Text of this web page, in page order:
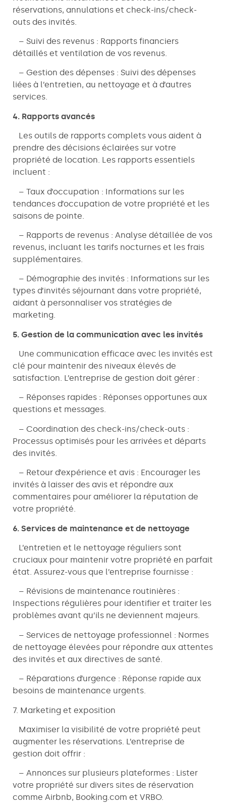
réservations, annulations et check-ins/check-
outs des invités.
– Suivi des revenus : Rapports financiers
détaillés et ventilation de vos revenus.
– Gestion des dépenses : Suivi des dépenses
liées à l’entretien, au nettoyage et à d’autres
services.
4. Rapports avancés
Les outils de rapports complets vous aident à
prendre des décisions éclairées sur votre
propriété de location. Les rapports essentiels
incluent :
– Taux d’occupation : Informations sur les
tendances d’occupation de votre propriété et les
saisons de pointe.
– Rapports de revenus : Analyse détaillée de vos
revenus, incluant les tarifs nocturnes et les frais
supplémentaires.
– Démographie des invités : Informations sur les
types d’invités séjournant dans votre propriété,
aidant à personnaliser vos stratégies de
marketing.
5. Gestion de la communication avec les invités
Une communication efficace avec les invités est
clé pour maintenir des niveaux élevés de
satisfaction. L’entreprise de gestion doit gérer :
– Réponses rapides : Réponses opportunes aux
questions et messages.
– Coordination des check-ins/check-outs :
Processus optimisés pour les arrivées et départs
des invités.
– Retour d’expérience et avis : Encourager les
invités à laisser des avis et répondre aux
commentaires pour améliorer la réputation de
votre propriété.
6. Services de maintenance et de nettoyage
L’entretien et le nettoyage réguliers sont
cruciaux pour maintenir votre propriété en parfait
état. Assurez-vous que l’entreprise fournisse :
– Révisions de maintenance routinières :
Inspections régulières pour identifier et traiter les
problèmes avant qu’ils ne deviennent majeurs.
– Services de nettoyage professionnel : Normes
de nettoyage élevées pour répondre aux attentes
des invités et aux directives de santé.
– Réparations d’urgence : Réponse rapide aux
besoins de maintenance urgents.
7. Marketing et exposition
Maximiser la visibilité de votre propriété peut
augmenter les réservations. L’entreprise de
gestion doit offrir :
– Annonces sur plusieurs plateformes : Lister
votre propriété sur divers sites de réservation
comme Airbnb, Booking.com et VRBO.